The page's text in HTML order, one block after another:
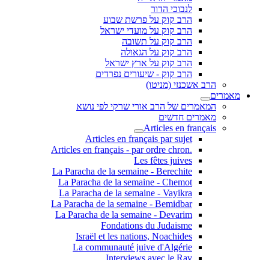
לנבוכי הדור
הרב קוק על פרשת שבוע
הרב קוק על מועדי ישראל
הרב קוק על תשובה
הרב קוק על הגאולה
הרב קוק על ארץ ישראל
הרב קוק - שיעורים נפרדים
הרב אשכנזי (מניטו)
מאמרים
המאמרים של הרב אורי שרקי לפי נושא
מאמרים חדשים
Articles en français
Articles en français par sujet
.Articles en français - par ordre chron
Les fêtes juives
La Paracha de la semaine - Berechite
La Paracha de la semaine - Chemot
La Paracha de la semaine - Vayikra
La Paracha de la semaine - Bemidbar
La Paracha de la semaine - Devarim
Fondations du Judaisme
Israël et les nations, Noachides
La communauté juive d'Algérie
Interviews avec le Rav